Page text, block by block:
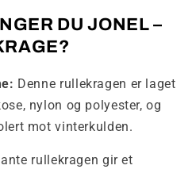
DU JONEL –
Denne rullekragen er laget
nylon og polyester, og
mot vinterkulden.
rullekragen gir et